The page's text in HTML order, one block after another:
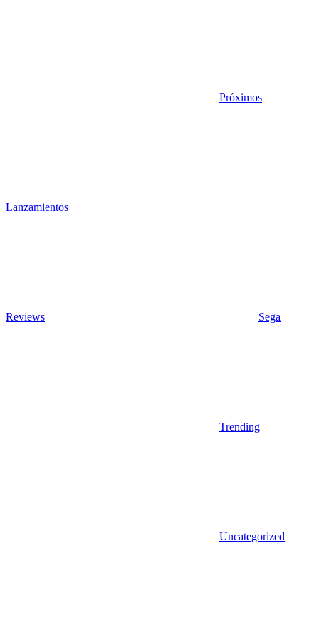
Próximos
Lanzamientos
Reviews Sega
Trending
Uncategorized